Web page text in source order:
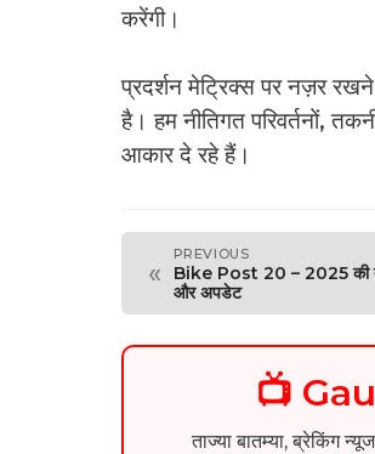
करेंगी।
प्रदर्शन मेट्रिक्स पर नज़र
है। हम नीतिगत परिवर्तनों,
आकार दे रहे हैं।
«
PREVIOUS
Bike Post 20 – 2025 की
और अपडेट
📺
ताज्या बातम्या, ब्रेकिंग